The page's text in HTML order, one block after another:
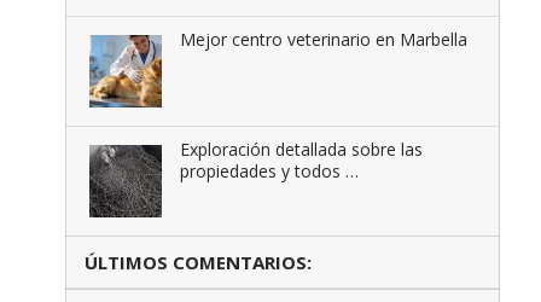
Mejor centro veterinario en Marbella
Exploración detallada sobre las
propiedades y todos …
ÚLTIMOS COMENTARIOS: